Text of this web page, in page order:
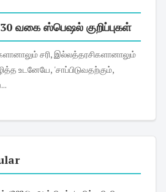
வகை ஸ்பெஷல் குறிப்புகள்
'சாப்பிடுவதற்கும்,